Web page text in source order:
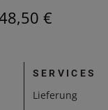
€
SERVICES
Lieferung